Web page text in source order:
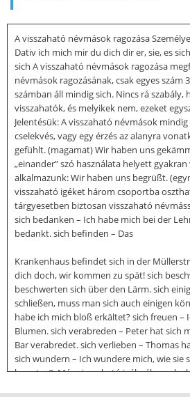
A visszaható névmások ragozása
Dativ ich mich mir du dich dir er, sie, es
sich A visszaható névmások ragozása
névmások ragozásának, csak egyes szám
számban áll mindig sich. Nincs rá szabály,
visszahatók, és melyikek nem, ezeket
Jelentésük: A visszaható névmások
cselekvés, vagy egy érzés az alanyra
gefühlt. (magamat) Wir haben uns
„einander” szó használata helyett
alkalmazunk: Wir haben uns begrüßt.
visszaható igéket három csoportba
tárgyesetben biztosan visszaható
sich bedanken – Ich habe mich bei der
bedankt. sich befinden – Das
Krankenhaus befindet sich in der
dich doch, wir kommen zu spät! sich
beschwerten sich über den Lärm. sich
schließen, muss man sich auch einigen
habe ich mich bloß erkältet? sich freuen –
Blumen. sich verabreden – Peter hat sich
Bar verabredet. sich verlieben – Thomas
sich wundern – Ich wundere mich, wie sie
konnte. 2. Más visszaható igéknél,